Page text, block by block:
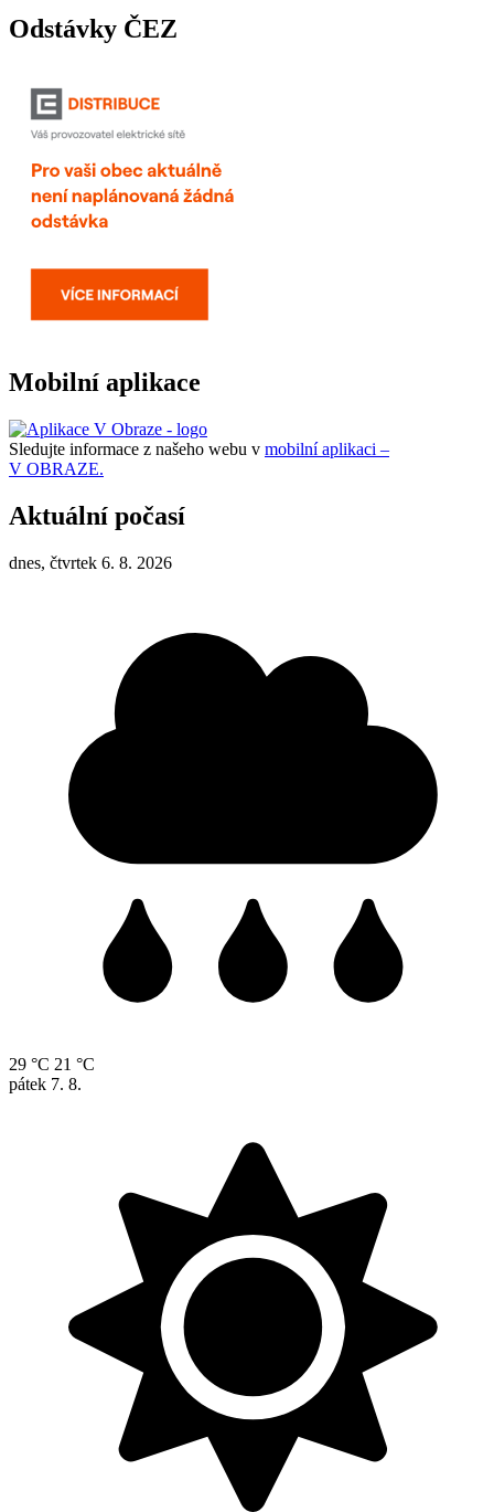
Odstávky ČEZ
Mobilní aplikace
Sledujte informace z našeho webu v mobilní aplikaci –
V OBRAZE.
Aktuální počasí
dnes, čtvrtek 6. 8. 2026
29 °C 21 °C
pátek 7. 8.